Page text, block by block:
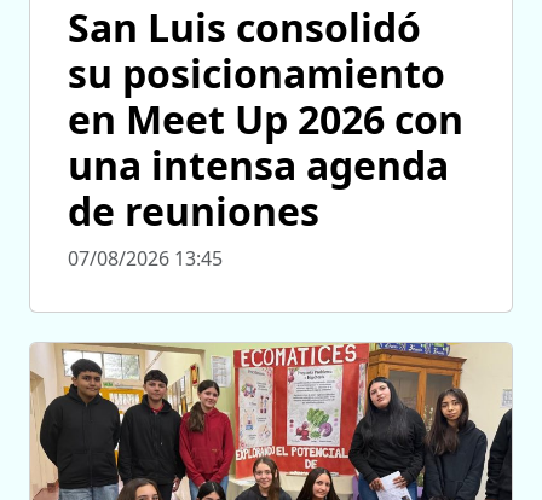
San Luis consolidó
su posicionamiento
en Meet Up 2026 con
una intensa agenda
de reuniones
07/08/2026 13:45